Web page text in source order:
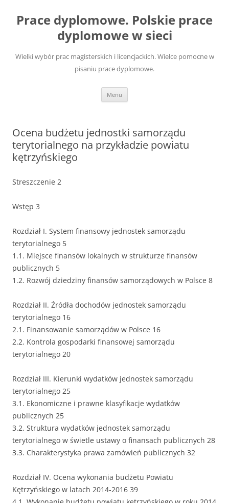
treści
Prace dyplomowe. Polskie prace
dyplomowe w sieci
Wielki wybór prac magisterskich i licencjackich. Wielce pomocne w
pisaniu prace dyplomowe.
Menu
Ocena budżetu jednostki samorządu
terytorialnego na przykładzie powiatu
kętrzyńskiego
Streszczenie 2
Wstęp 3
Rozdział I. System finansowy jednostek samorządu
terytorialnego 5
1.1. Miejsce finansów lokalnych w strukturze finansów
publicznych 5
1.2. Rozwój dziedziny finansów samorządowych w Polsce 8
Rozdział II. Źródła dochodów jednostek samorządu
terytorialnego 16
2.1. Finansowanie samorządów w Polsce 16
2.2. Kontrola gospodarki finansowej samorządu
terytorialnego 20
Rozdział III. Kierunki wydatków jednostek samorządu
terytorialnego 25
3.1. Ekonomiczne i prawne klasyfikacje wydatków
publicznych 25
3.2. Struktura wydatków jednostek samorządu
terytorialnego w świetle ustawy o finansach publicznych 28
3.3. Charakterystyka prawa zamówień publicznych 32
Rozdział IV. Ocena wykonania budżetu Powiatu
Kętrzyńskiego w latach 2014-2016 39